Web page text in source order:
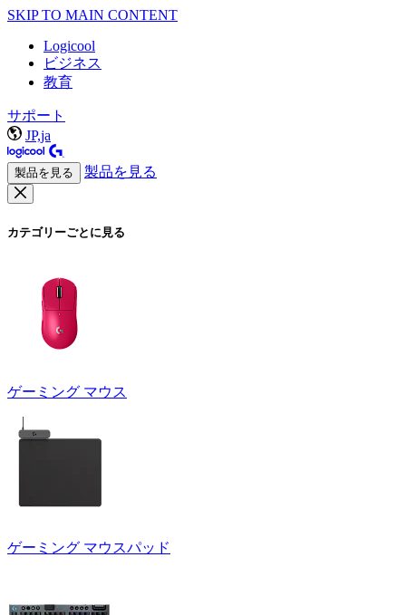
SKIP TO MAIN CONTENT
Logicool
ビジネス
教育
サポート
JP,ja
製品を見る 製品を見る
カテゴリーごとに見る
ゲーミング マウス
ゲーミング マウスパッド